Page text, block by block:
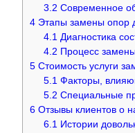
3.2 Современное
4 Этапы замены опор
4.1 Диагностика
4.2 Процесс
5 Стоимость услуги
5.1 Факторы,
5.2 Специальные
6 Отзывы клиентов о
6.1 Истории